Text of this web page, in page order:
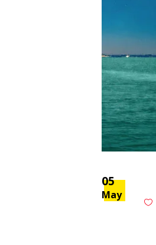
05
May